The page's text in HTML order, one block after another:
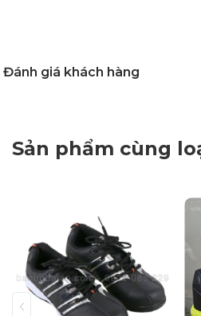
Đánh giá khách hàng
Sản phẩm cùng